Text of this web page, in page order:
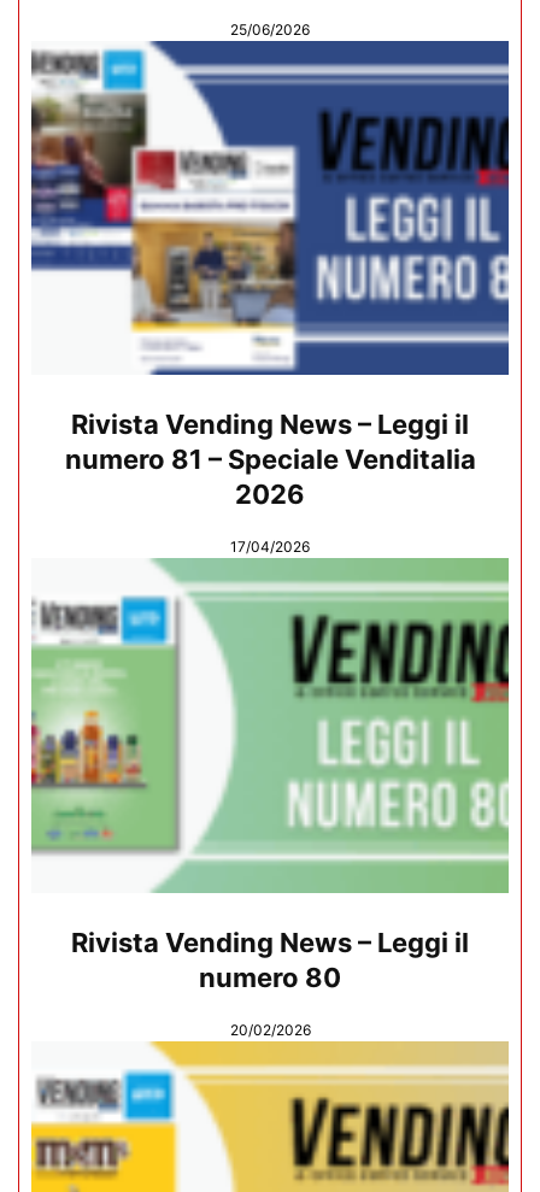
25/06/2026
Rivista Vending News – Leggi il
numero 81 – Speciale Venditalia
2026
17/04/2026
Rivista Vending News – Leggi il
numero 80
20/02/2026